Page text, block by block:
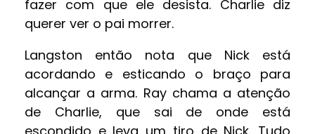
fazer com que ele desista. Charlie diz
querer ver o pai morrer.
Langston então nota que Nick está
acordando e esticando o braço para
alcançar a arma. Ray chama a atenção
de Charlie, que sai de onde está